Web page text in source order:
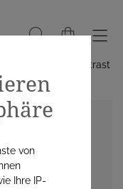
Hoher Kontrast
von
Ihre IP-